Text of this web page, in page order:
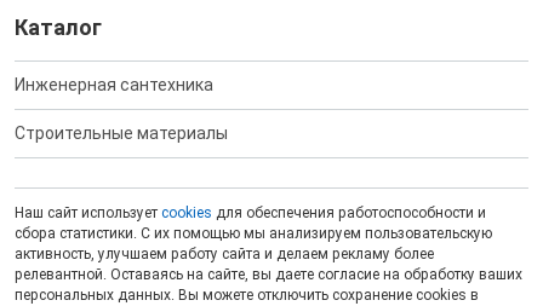
Каталог
Инженерная сантехника
Строительные материалы
Наш сайт использует cookies для обеспечения работоспособности и
сбора статистики. С их помощью мы анализируем пользовательскую
активность, улучшаем работу сайта и делаем рекламу более
релевантной. Оставаясь на сайте, вы даете согласие на обработку ваших
персональных данных. Вы можете отключить сохранение cookies в